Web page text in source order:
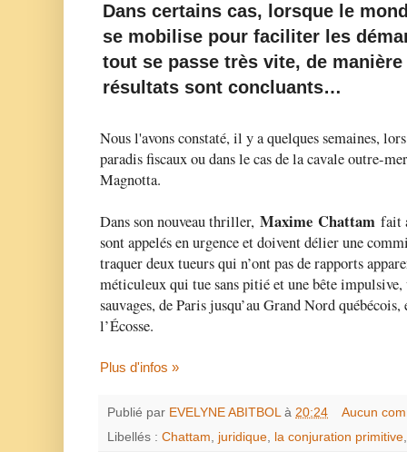
Dans certains cas, lorsque le
se mobilise pour faciliter les
tout se passe très vite, de
résultats sont concluants…
Nous l'avons constaté, il y a quelques semaines,
paradis fiscaux ou dans le cas de la cavale outre-
Magnotta.
Dans son nouveau thriller, Maxime Chattam fait
sont appelés en urgence et doivent délier une
traquer deux tueurs qui n’ont pas de rapports
méticuleux qui tue sans pitié et une bête
sauvages, de Paris jusqu’au Grand Nord
l’Écosse.
Plus d'infos »
Publié par EVELYNE ABITBOL à 20:24
Aucun
Libellés : Chattam juridique la conjuration primitive